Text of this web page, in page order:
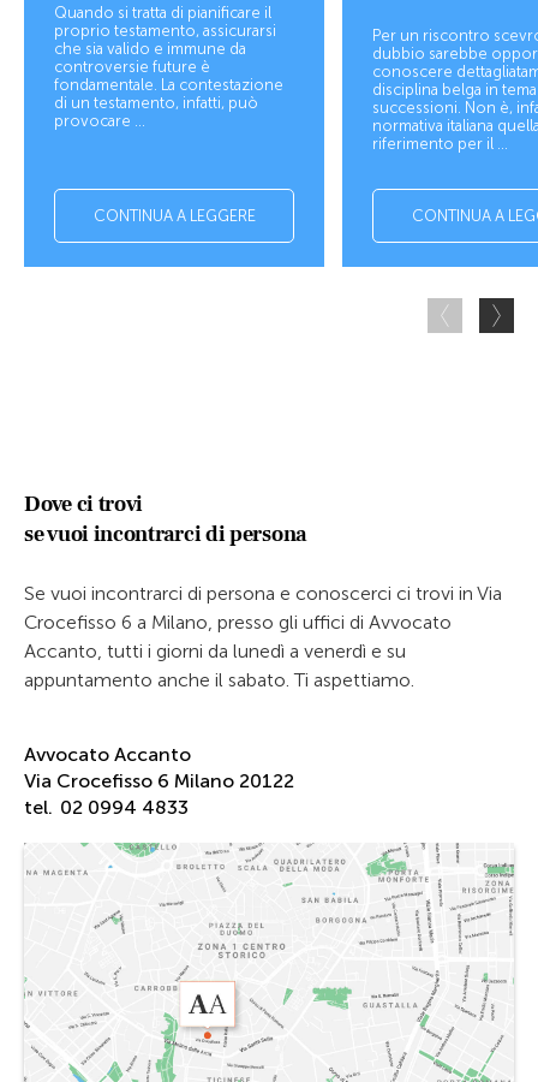
Quando si tratta di pianificare il
proprio testamento, assicurarsi
che sia valido e immune da
controversie future è
fondamentale. La contestazione
di un testamento, infatti, può
provocare ...
CONTINUA A LEGGERE
Per un riscontro
dubbio sarebbe
conoscere
disciplina belga in
successioni. Non è,
normativa italiana
riferimento per il ...
CONTINUA A
Dove ci trovi
se vuoi incontrarci di persona
Se vuoi incontrarci di persona e conoscerci ci trovi in Via
Crocefisso 6 a Milano, presso gli uffici di Avvocato
Accanto, tutti i giorni da lunedì a venerdì e su
appuntamento anche il sabato. Ti aspettiamo.
Avvocato Accanto
Via Crocefisso 6 Milano 20122
tel. 02 0994 4833